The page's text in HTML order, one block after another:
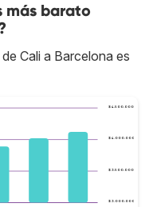
más barato
Cali a Barcelona es
$ 3.000.000
$ 3.500.000
$ 4.000.000
$ 4.500.000